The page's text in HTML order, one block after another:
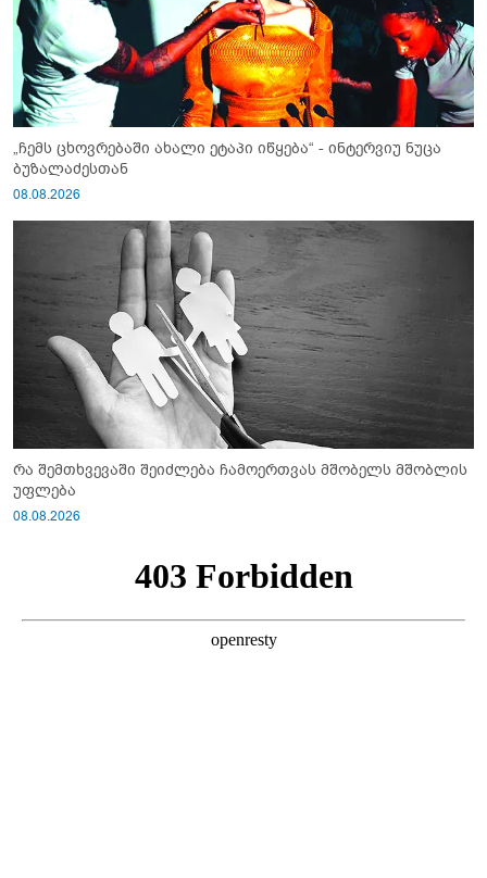
„ჩემს ცხოვრებაში ახალი ეტაპი იწყება“ - ინტერვიუ ნუცა
ბუზალაძესთან
08.08.2026
რა შემთხვევაში შეიძლება ჩამოერთვას მშობელს მშობლის
უფლება
08.08.2026